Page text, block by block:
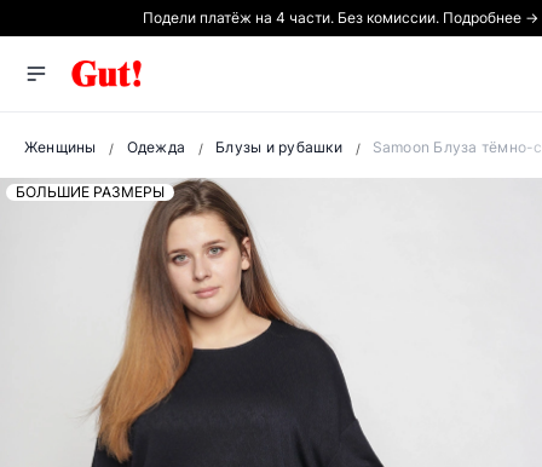
Подели платёж на 4 части. Без комиссии. Подробнее →
Женщины Одежда Блузы и рубашки Samoon Блуза тёмно-
БОЛЬШИЕ РАЗМЕРЫ